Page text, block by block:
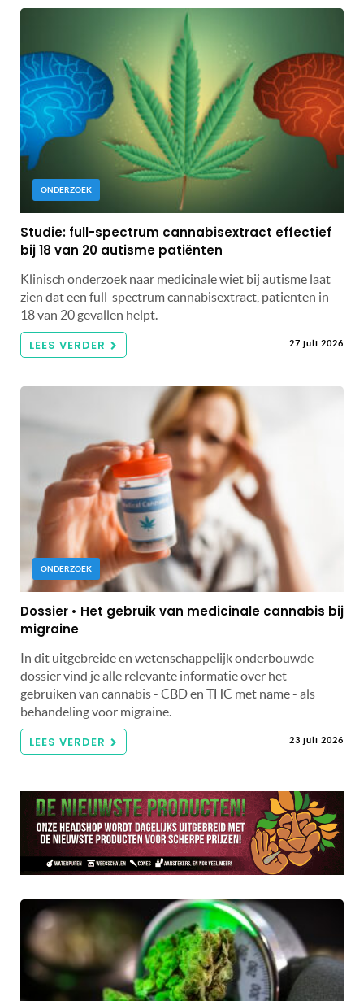
ONDERZOEK
Studie: full-spectrum cannabisextract effectief
bij 18 van 20 autisme patiënten
Klinisch onderzoek naar medicinale wiet bij autisme laat
zien dat een full-spectrum cannabisextract, patiënten in
18 van 20 gevallen helpt.
LEES VERDER 27 juli 2026
ONDERZOEK
Dossier • Het gebruik van medicinale cannabis bij
migraine
In dit uitgebreide en wetenschappelijk onderbouwde
dossier vind je alle relevante informatie over het
gebruiken van cannabis - CBD en THC met name - als
behandeling voor migraine.
LEES VERDER 23 juli 2026